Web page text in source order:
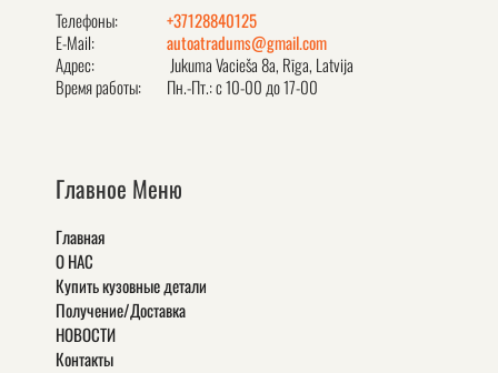
Телефоны:
+37128840125
E-Mail:
autoatradums@gmail.com
Адрес:
Jukuma Vacieša 8a, Rīga, Latvija
Время работы:
Пн.-Пт.: с 10-00 до 17-00
Главное Меню
Главная
О НАС
Купить кузовные детали
Получение/Доставка
НОВОСТИ
Контакты